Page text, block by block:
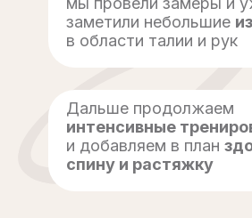
Дальше продолжаем
интенсивные
и добавляем в план
спину и растяжку
заметили небольшие
в области талии и рук